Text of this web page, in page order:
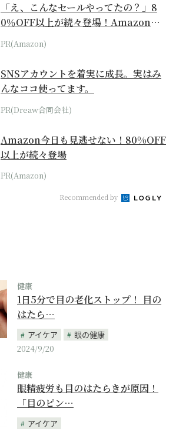
「え、こんなセールやってたの？」8
0％OFF以上が続々登場！Amazonの
本気が...
PR(Amazon)
SNSアカウントを着実に成長。実はみ
んなココ使ってます。
PR(Dreaw合同会社)
Amazon今日も見逃せない！80%OFF
以上が続々登場
PR(Amazon)
Recommended by
健康
1日5分で目の老化ストップ！ 目の
はたら…
アイケア
眼の健康
2024/9/20
健康
眼精疲労も目のはたらきが原因！
「目のピン…
アイケア